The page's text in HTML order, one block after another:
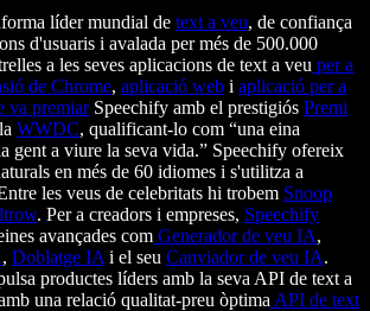
líder mundial de text a veu, de confiança
d'usuaris i avalada per més de 500.000
a les seves aplicacions de text a veu per a
de Chrome, aplicació web i aplicació per a
va premiarSpeechify amb el prestigiós Premi
WWDC, qualificant-lo com “una eina
gent a viure la seva vida.” Speechify ofereix
en més de 60 idiomes i s'utilitza a
les veus de celebritats hi trobem Snoop
. Per a creadors i empreses, Speechify
avançades com Generador de veu IA,
, Doblatge IA i el seu Canviador de veu IA.
productes líders amb la seva API de text a
una relació qualitat-preu òptima API de text